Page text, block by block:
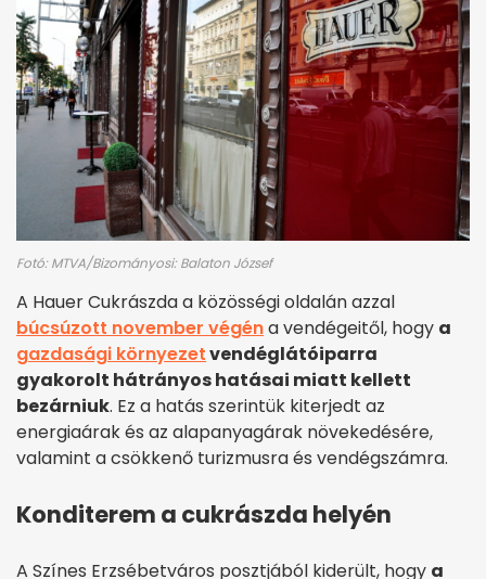
Fotó: MTVA/Bizományosi: Balaton József
A Hauer Cukrászda a közösségi oldalán azzal
búcsúzott november végéna vendégeitől, hogy a
gazdasági környezetvendéglátóiparra
gyakorolt hátrányos hatásai miatt kellett
bezárniuk. Ez a hatás szerintük kiterjedt az
energiaárak és az alapanyagárak növekedésére,
valamint a csökkenő turizmusra és vendégszámra.
Konditerem a cukrászda helyén
A Színes Erzsébetváros posztjából kiderült, hogy a